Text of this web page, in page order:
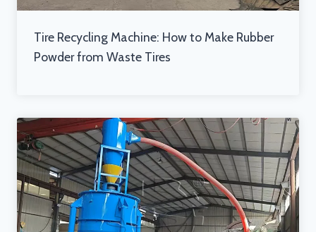
Tire Recycling Machine: How to Make Rubber
Powder from Waste Tires